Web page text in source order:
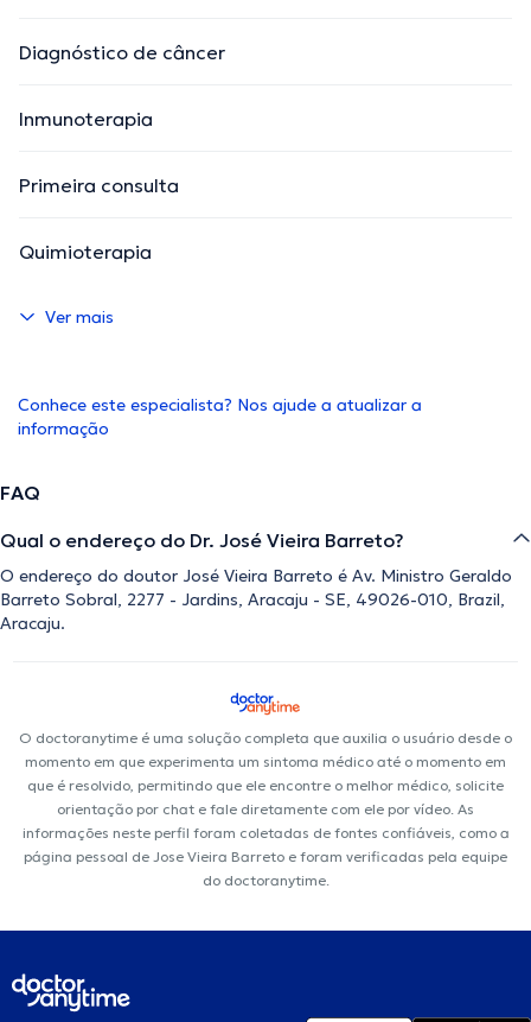
Diagnóstico de câncer
Inmunoterapia
Primeira consulta
Quimioterapia
Ver mais
Conhece este especialista? Nos ajude a atualizar a
informação
FAQ
Qual o endereço do Dr. José Vieira Barreto?
O endereço do doutor José Vieira Barreto é Av. Ministro Geraldo
Barreto Sobral, 2277 - Jardins, Aracaju - SE, 49026-010, Brazil,
Aracaju.
O doctoranytime é uma solução completa que auxilia o usuário desde o
momento em que experimenta um sintoma médico até o momento em
que é resolvido, permitindo que ele encontre o melhor médico, solicite
orientação por chat e fale diretamente com ele por vídeo. As
informações neste perfil foram coletadas de fontes confiáveis, como a
página pessoal de Jose Vieira Barreto e foram verificadas pela equipe
do doctoranytime.